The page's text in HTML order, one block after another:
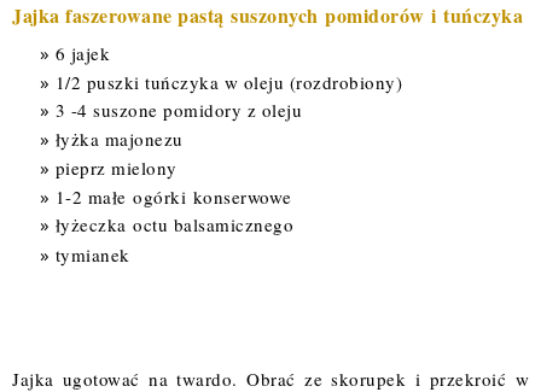
Jajka faszerowane pastą suszonych pomidorów i tuńczyka
6 jajek
1/2 puszki tuńczyka w oleju (rozdrobiony)
3 -4 suszone pomidory z oleju
łyżka majonezu
pieprz mielony
1-2 małe ogórki konserwowe
łyżeczka octu balsamicznego
tymianek
Jajka ugotować na twardo. Obrać ze skorupek i przekroić w